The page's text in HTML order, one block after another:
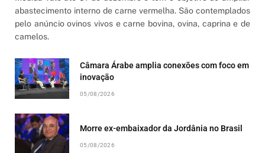
abastecimento interno de carne vermelha. São contemplados
pelo anúncio ovinos vivos e carne bovina, ovina, caprina e de
camelos.
Câmara Árabe amplia conexões com foco em
inovação
05/08/2026
Morre ex-embaixador da Jordânia no Brasil
05/08/2026